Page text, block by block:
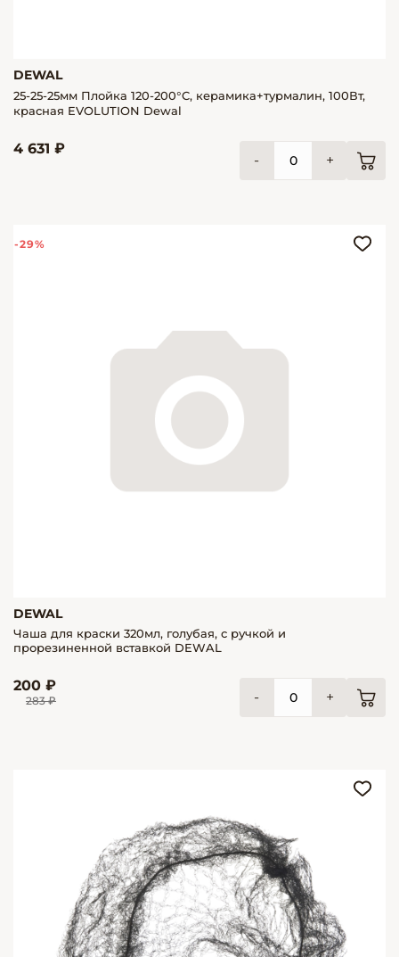
DEWAL
25-25-25мм Плойка 120-200°C, керамика+турмалин, 100Вт,
красная EVOLUTION Dewal
4 631 ₽
- +
-29%
DEWAL
Чаша для краски 320мл, голубая, с ручкой и
прорезиненной вставкой DEWAL
200 ₽
283 ₽ - +